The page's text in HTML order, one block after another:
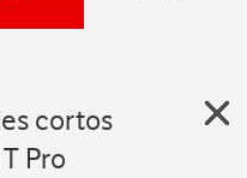
cortos
Pro